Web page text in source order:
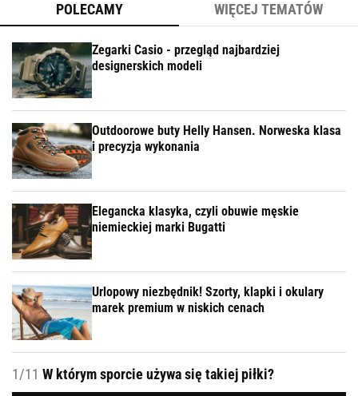
POLECAMY WIĘCEJ TEMATÓW
Zegarki Casio - przegląd najbardziej
designerskich modeli
Outdoorowe buty Helly Hansen. Norweska klasa
i precyzja wykonania
Elegancka klasyka, czyli obuwie męskie
niemieckiej marki Bugatti
Urlopowy niezbędnik! Szorty, klapki i okulary
marek premium w niskich cenach
1/11 W którym sporcie używa się takiej piłki?